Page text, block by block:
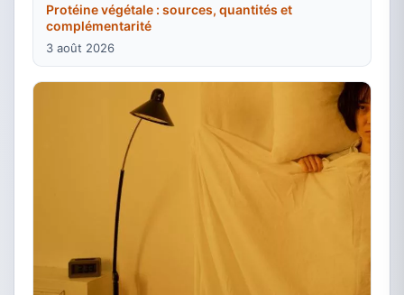
Protéine végétale : sources, quantités et
complémentarité
3 août 2026